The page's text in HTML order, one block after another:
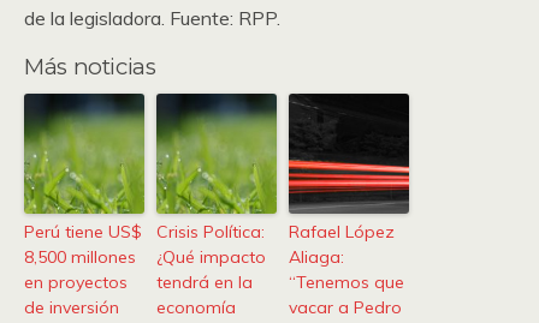
de la legisladora. Fuente: RPP.
Más noticias
Perú tiene US$
8,500 millones
en proyectos
de inversión
Crisis Política:
¿Qué impacto
tendrá en la
economía
Rafael López
Aliaga:
“Tenemos que
vacar a Pedro